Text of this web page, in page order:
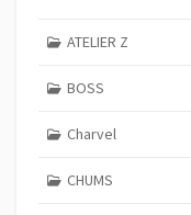
ATELIER Z
BOSS
Charvel
CHUMS